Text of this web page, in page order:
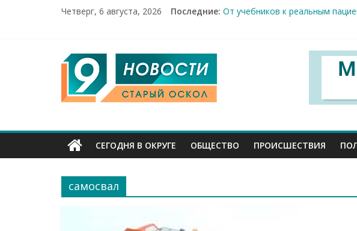
Четверг, 6 августа, 2026 Последние: От учебников к реальным
Город первого салюта
9
Канал
Старый
Оскол
СЕГОДНЯ В ОКРУГЕ ОБЩЕСТВО ПРОИСШЕСТВИЯ
самосвал